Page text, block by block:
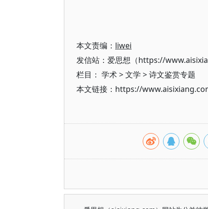
本文责编： liwei
发信站：爱思想（https://
栏目： 学术>文学 >诗文鉴赏专题
本文链接：https://